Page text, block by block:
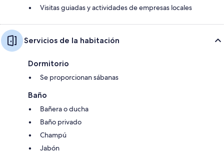
Visitas guiadas y actividades de empresas locales
Servicios de la habitación
Dormitorio
Se proporcionan sábanas
Baño
Bañera o ducha
Baño privado
Champú
Jabón